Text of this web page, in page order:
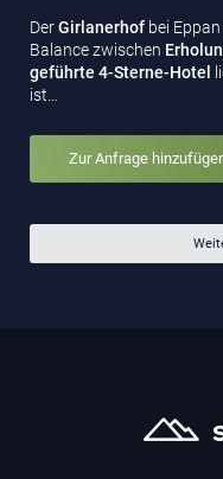
DerGirlanerhof bei
Balance zwischen
geführte 4-Sterne-Hotel
ist…
Zur Anfrage